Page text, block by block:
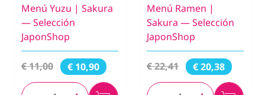
Menú Yuzu | Sakura
— Selección
JaponShop
€ 11,00 € 10,90
Menú Ramen |
Sakura — Selección
JaponShop
€ 22,41 € 20,38